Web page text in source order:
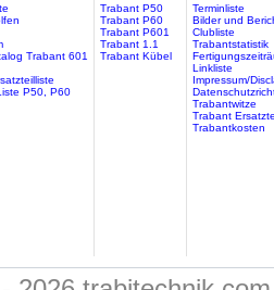
Trabant 601
P50, P60
Trabant P50
Trabant P60
Trabant P601
Trabant 1.1
Trabant Kübel
Terminliste
Bilder und
Clubliste
Trabantstatistik
Linkliste
Impressum/
Trabantwitze
Trabant
Trabantkosten